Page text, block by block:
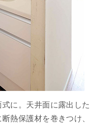
に。天井面に露出した
熱保護材を巻きつけ、